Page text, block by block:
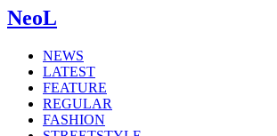
NeoL
NEWS
LATEST
FEATURE
REGULAR
FASHION